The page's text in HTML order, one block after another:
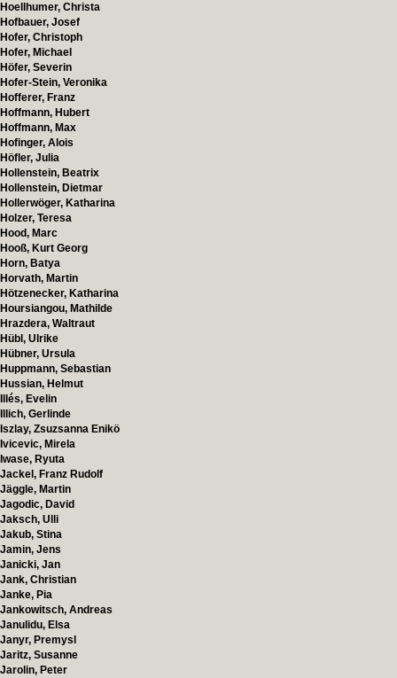
Hoellhumer, Christa
Hofbauer, Josef
Hofer, Christoph
Hofer, Michael
Höfer, Severin
Hofer-Stein, Veronika
Hofferer, Franz
Hoffmann, Hubert
Hoffmann, Max
Hofinger, Alois
Höfler, Julia
Hollenstein, Beatrix
Hollenstein, Dietmar
Hollerwöger, Katharina
Holzer, Teresa
Hood, Marc
Hooß, Kurt Georg
Horn, Batya
Horvath, Martin
Hötzenecker, Katharina
Hoursiangou, Mathilde
Hrazdera, Waltraut
Hübl, Ulrike
Hübner, Ursula
Huppmann, Sebastian
Hussian, Helmut
Illés, Evelin
Illich, Gerlinde
Iszlay, Zsuzsanna Enikö
Ivicevic, Mirela
Iwase, Ryuta
Jackel, Franz Rudolf
Jäggle, Martin
Jagodic, David
Jaksch, Ulli
Jakub, Stina
Jamin, Jens
Janicki, Jan
Jank, Christian
Janke, Pia
Jankowitsch, Andreas
Janulidu, Elsa
Janyr, Premysl
Jaritz, Susanne
Jarolin, Peter